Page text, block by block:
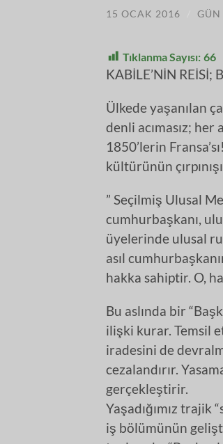
15 OCAK 2016 GÜN
Tıklanma Sayısı: 66
KABİLE’NİN REİSİ;
Ülkede yaşanılan
denli acımasız;
1850’lerin
kültürünün
” Seçilmiş Ulusal
cumhurbaşkanı,
üyelerinde ulusal
asıl
hakka sahiptir. O,
Bu aslında bir
ilişki kurar. Temsil
iradesini de
cezalandırır.
gerçekleştirir.
Yaşadığımız trajik
iş bölümünün